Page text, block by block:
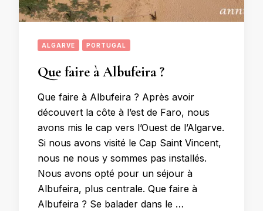
ALGARVE PORTUGAL
Que faire à Albufeira ?
Que faire à Albufeira ? Après avoir
découvert la côte à l’est de Faro, nous
avons mis le cap vers l’Ouest de l’Algarve.
Si nous avons visité le Cap Saint Vincent,
nous ne nous y sommes pas installés.
Nous avons opté pour un séjour à
Albufeira, plus centrale. Que faire à
Albufeira ? Se balader dans le …